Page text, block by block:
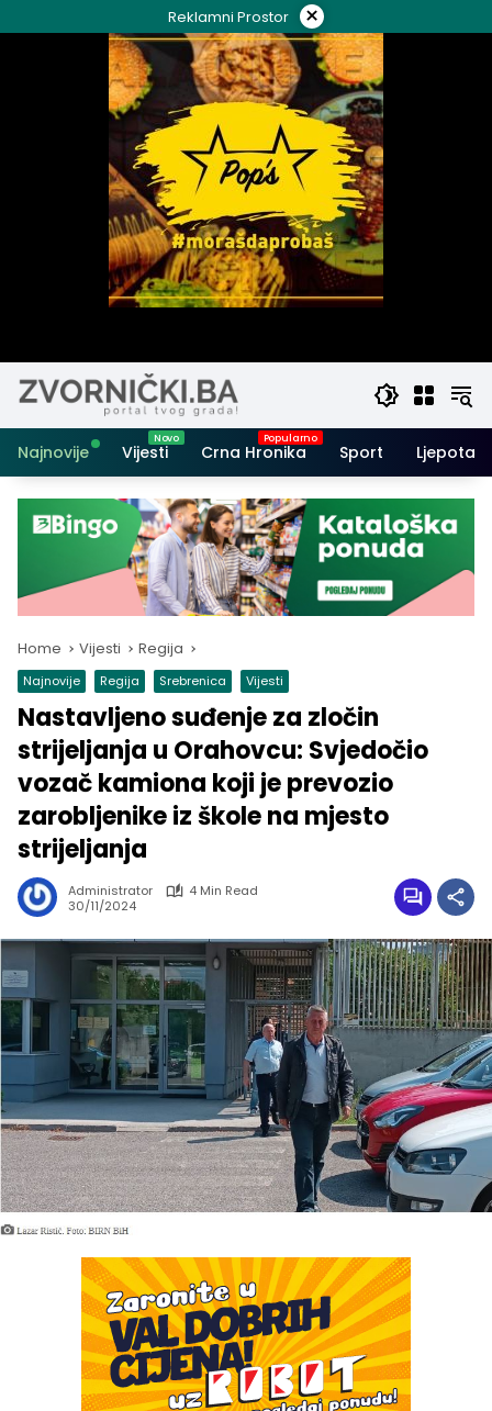
to
Reklamni Prostor ×
Najnovije Vijesti Crna Hronika Sport Ljepota i
Home Vijesti Regija
Najnovije Regija Srebrenica Vijesti
Nastavljeno suđenje za zločin
strijeljanja u Orahovcu: Svjedočio
vozač kamiona koji je prevozio
zarobljenike iz škole na mjesto
strijeljanja
Administrator
4 Min Read
30/11/2024